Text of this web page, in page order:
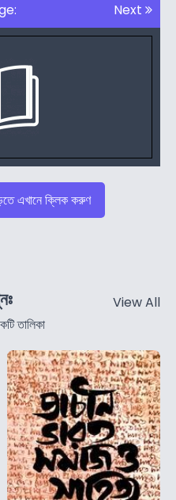
Next
এখানে ক্লিক করুণ
তালিকা
View All